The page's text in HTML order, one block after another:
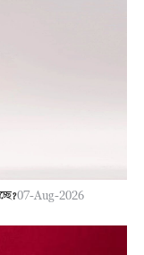
07-Aug-2026